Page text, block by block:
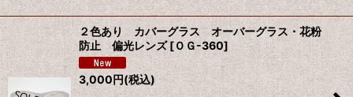
２色あり カバーグラス オーバーグラス・花粉
防止 偏光レンズ [ＯＧ-360]
3,000円(税込)